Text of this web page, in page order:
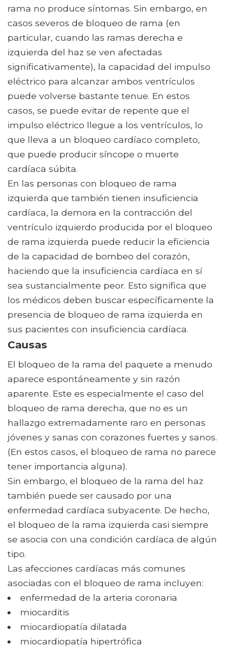
rama no produce síntomas. Sin embargo, en
casos severos de bloqueo de rama (en
particular, cuando las ramas derecha e
izquierda del haz se ven afectadas
significativamente), la capacidad del impulso
eléctrico para alcanzar ambos ventrículos
puede volverse bastante tenue. En estos
casos, se puede evitar de repente que el
impulso eléctrico llegue a los ventrículos, lo
que lleva a un bloqueo cardíaco completo,
que puede producir síncope o muerte
cardíaca súbita.
En las personas con bloqueo de rama
izquierda que también tienen insuficiencia
cardíaca, la demora en la contracción del
ventrículo izquierdo producida por el bloqueo
de rama izquierda puede reducir la eficiencia
de la capacidad de bombeo del corazón,
haciendo que la insuficiencia cardíaca en sí
sea sustancialmente peor. Esto significa que
los médicos deben buscar específicamente la
presencia de bloqueo de rama izquierda en
sus pacientes con insuficiencia cardíaca.
Causas
El bloqueo de la rama del paquete a menudo
aparece espontáneamente y sin razón
aparente. Este es especialmente el caso del
bloqueo de rama derecha, que no es un
hallazgo extremadamente raro en personas
jóvenes y sanas con corazones fuertes y sanos.
(En estos casos, el bloqueo de rama no parece
tener importancia alguna).
Sin embargo, el bloqueo de la rama del haz
también puede ser causado por una
enfermedad cardíaca subyacente. De hecho,
el bloqueo de la rama izquierda casi siempre
se asocia con una condición cardíaca de algún
tipo.
Las afecciones cardíacas más comunes
asociadas con el bloqueo de rama incluyen:
enfermedad de la arteria coronaria
miocarditis
miocardiopatía dilatada
miocardiopatía hipertrófica